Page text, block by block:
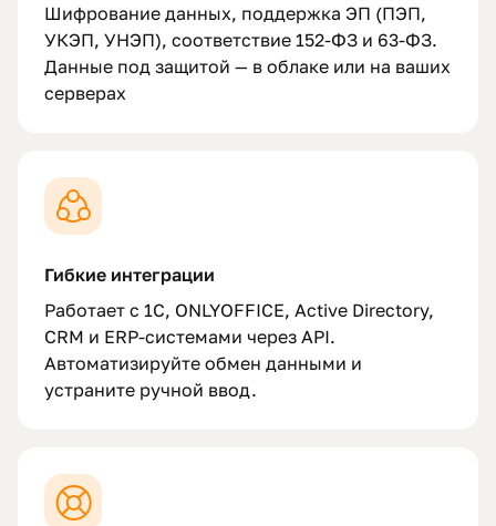
Шифрование данных, поддержка ЭП (ПЭП,
УКЭП, УНЭП), соответствие 152-ФЗ и 63-ФЗ.
Данные под защитой — в облаке или на ваших
серверах
Гибкие интеграции
Работает с 1С, ONLYOFFICE, Active Directory,
CRM и ERP-системами через API.
Автоматизируйте обмен данными и
устраните ручной ввод.